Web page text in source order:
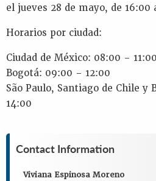
el jueves 28 de mayo, de 16:00
Horarios por ciudad:
Ciudad de México: 08:00 –
Bogotá: 09:00 – 12:00
São Paulo, Santiago de Chile y
14:00
Contact Information
Viviana Espinosa Moreno